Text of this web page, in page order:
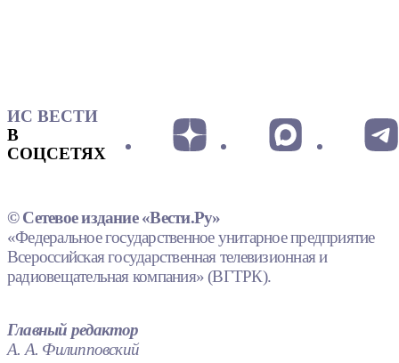
ИС ВЕСТИ
В
СОЦСЕТЯХ
© Сетевое издание «Вести.Ру»
«Федеральное государственное унитарное предприятие
Всероссийская государственная телевизионная и
радиовещательная компания» (ВГТРК).
Главный редактор
А. А. Филипповский